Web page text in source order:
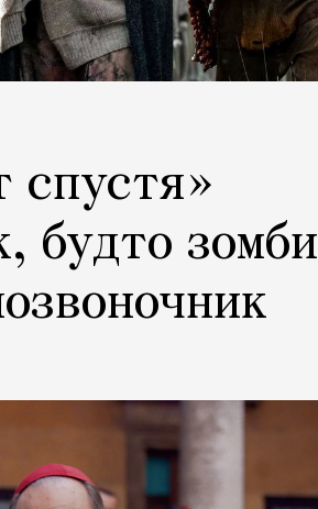
спустя»
будто зомби